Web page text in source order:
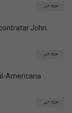
TOP
John
TOP
Americana
TOP